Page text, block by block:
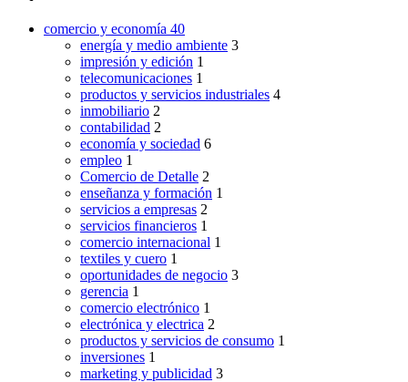
comercio y economía 40
energía y medio ambiente 3
impresión y edición 1
telecomunicaciones 1
productos y servicios industriales 4
inmobiliario 2
contabilidad 2
economía y sociedad 6
empleo 1
Comercio de Detalle 2
enseñanza y formación 1
servicios a empresas 2
servicios financieros 1
comercio internacional 1
textiles y cuero 1
oportunidades de negocio 3
gerencia 1
comercio electrónico 1
electrónica y electrica 2
productos y servicios de consumo 1
inversiones 1
marketing y publicidad 3